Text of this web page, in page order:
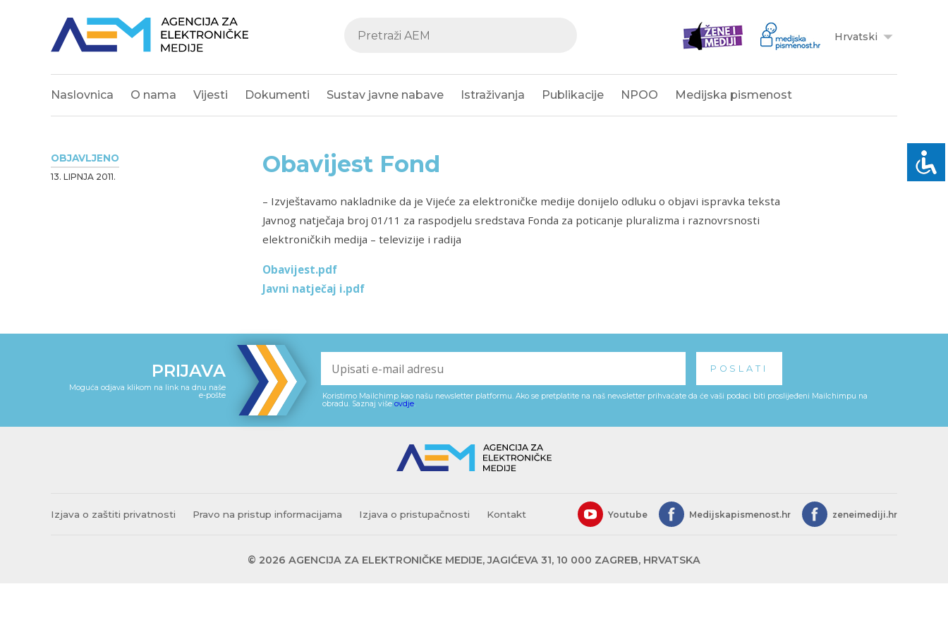
Hrvatski
Naslovnica O nama Vijesti Dokumenti Sustav javne nabave Istraživanja Publikacije NPOO Medijska pismenost
OBJAVLJENO
13. LIPNJA 2011. Obavijest Fond
– Izvještavamo nakladnike da je Vijeće za elektroničke medije donijelo odluku o objavi ispravka teksta
Javnog natječaja broj 01/11 za raspodjelu sredstava Fonda za poticanje pluralizma i raznovrsnosti
elektroničkih medija – televizije i radija
Obavijest.pdf
Javni natječaj i.pdf
PRIJAVA
Moguća odjava klikom na link na dnu naše
e-pošte
Koristimo Mailchimp kao našu newsletter platformu. Ako se pretplatite na naš newsletter prihvaćate da će vaši podaci biti proslijeđeni Mailchimpu na
obradu. Saznaj više ovdje.
Izjava o zaštiti privatnosti Pravo na pristup informacijama Izjava o pristupačnosti Kontakt Youtube Medijskapismenost.hr zeneimediji.hr
© 2026 AGENCIJA ZA ELEKTRONIČKE MEDIJE, JAGIĆEVA 31, 10 000 ZAGREB, HRVATSKA